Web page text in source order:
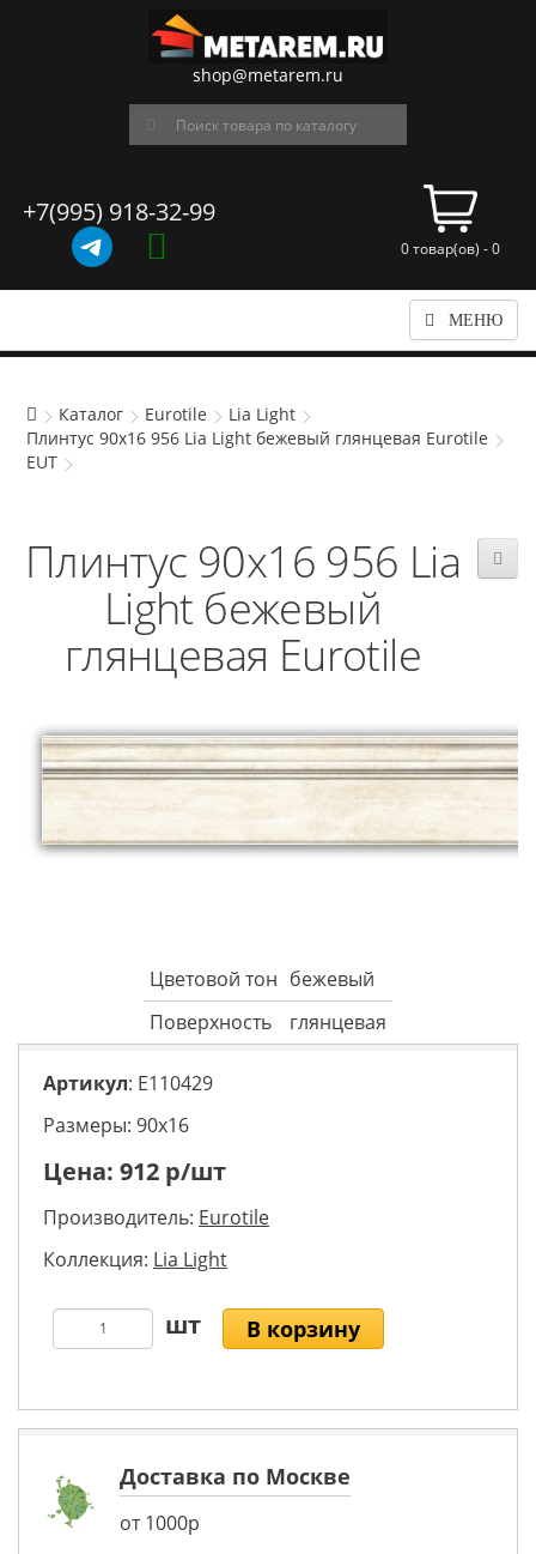
shop@metarem.ru
+7(995) 918-32-99
0 товар(ов) - 0
МЕНЮ
Каталог Eurotile
Lia Light
Плинтус 90x16 956 Lia Light бежевый глянцевая Eurotile
EUT
Плинтус 90x16 956 Lia
Light бежевый
глянцевая Eurotile
Цветовой тон бежевый
Поверхность
глянцевая
Артикул: E110429
Размеры: 90х16
Цена: 912 р/шт
Производитель: Eurotile
Коллекция: Lia Light
В корзину
Доставка по Москве
от 1000р